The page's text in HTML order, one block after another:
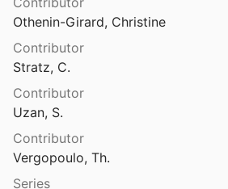
biologiques et physiques
et apprentissage du langage
de Rolle
Piaget 1935
Othenin-Girard, Christine
Contributor
Stratz, C.
Contributor
Uzan, S.
Contributor
Vergopoulo, Th.
Series